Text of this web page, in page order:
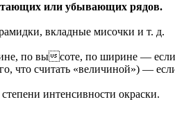
или убывающих рядов.
вкладные мисочки и т. д.
по высоте, по ширине —
что считать «величиной») —
интенсивности окраски.